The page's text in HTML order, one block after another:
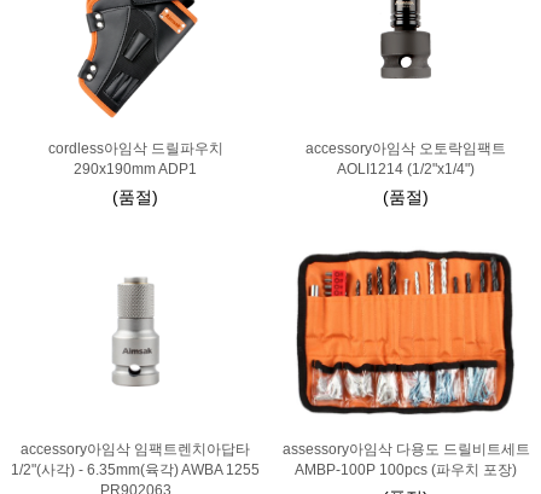
cordless아임삭 드릴파우치
290x190mm ADP1
(품절)
accessory아임삭 오토락임팩트
AOLI1214 (1/2"x1/4")
(품절)
accessory아임삭 임팩트렌치아답타
1/2"(사각) - 6.35mm(육각) AWBA 1255
PR902063
assessory아임삭 다용도 드릴비트세트
AMBP-100P 100pcs (파우치 포장)